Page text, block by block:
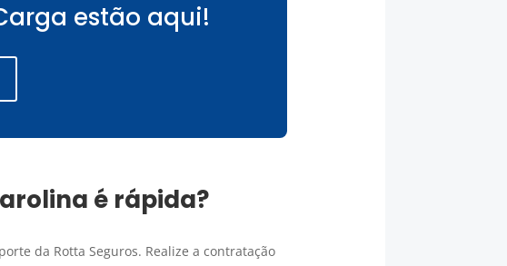
estão aqui!
é rápida?
da Rotta Seguros. Realize a contratação